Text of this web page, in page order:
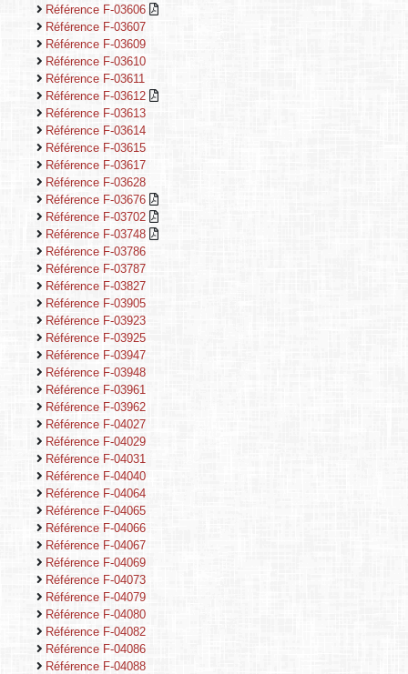
Référence F-03606
Référence F-03607
Référence F-03609
Référence F-03610
Référence F-03611
Référence F-03612
Référence F-03613
Référence F-03614
Référence F-03615
Référence F-03617
Référence F-03628
Référence F-03676
Référence F-03702
Référence F-03748
Référence F-03786
Référence F-03787
Référence F-03827
Référence F-03905
Référence F-03923
Référence F-03925
Référence F-03947
Référence F-03948
Référence F-03961
Référence F-03962
Référence F-04027
Référence F-04029
Référence F-04031
Référence F-04040
Référence F-04064
Référence F-04065
Référence F-04066
Référence F-04067
Référence F-04069
Référence F-04073
Référence F-04079
Référence F-04080
Référence F-04082
Référence F-04086
Référence F-04088